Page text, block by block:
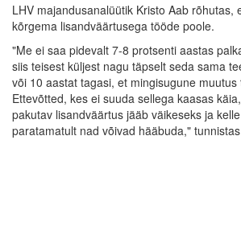
LHV majandusanalüütik Kristo Aab rõhutas,
kõrgema lisandväärtusega tööde poole.
"Me ei saa pidevalt 7-8 protsenti aastas
siis teisest küljest nagu täpselt seda sama
või 10 aastat tagasi, et mingisugune muutus
Ettevõtted, kes ei suuda sellega kaasas
pakutav lisandväärtus jääb väikeseks ja
paratamatult nad võivad hääbuda,"